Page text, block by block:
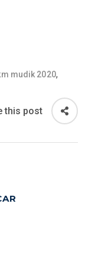
mudik 2020,
this post